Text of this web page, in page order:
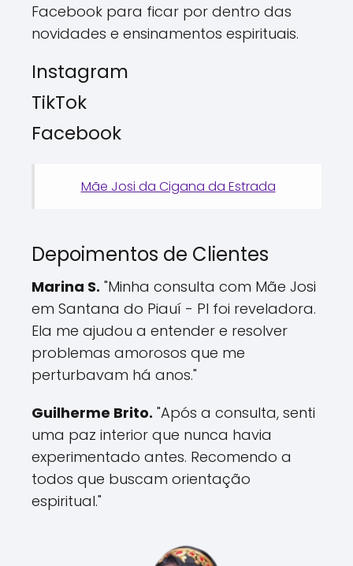
Facebook para ficar por dentro das
novidades e ensinamentos espirituais.
Instagram
TikTok
Facebook
Mãe Josi da Cigana da Estrada
Depoimentos de Clientes
Marina S. "Minha consulta com Mãe Josi
em Santana do Piauí - PI foi reveladora.
Ela me ajudou a entender e resolver
problemas amorosos que me
perturbavam há anos."
Guilherme Brito. "Após a consulta, senti
uma paz interior que nunca havia
experimentado antes. Recomendo a
todos que buscam orientação
espiritual."